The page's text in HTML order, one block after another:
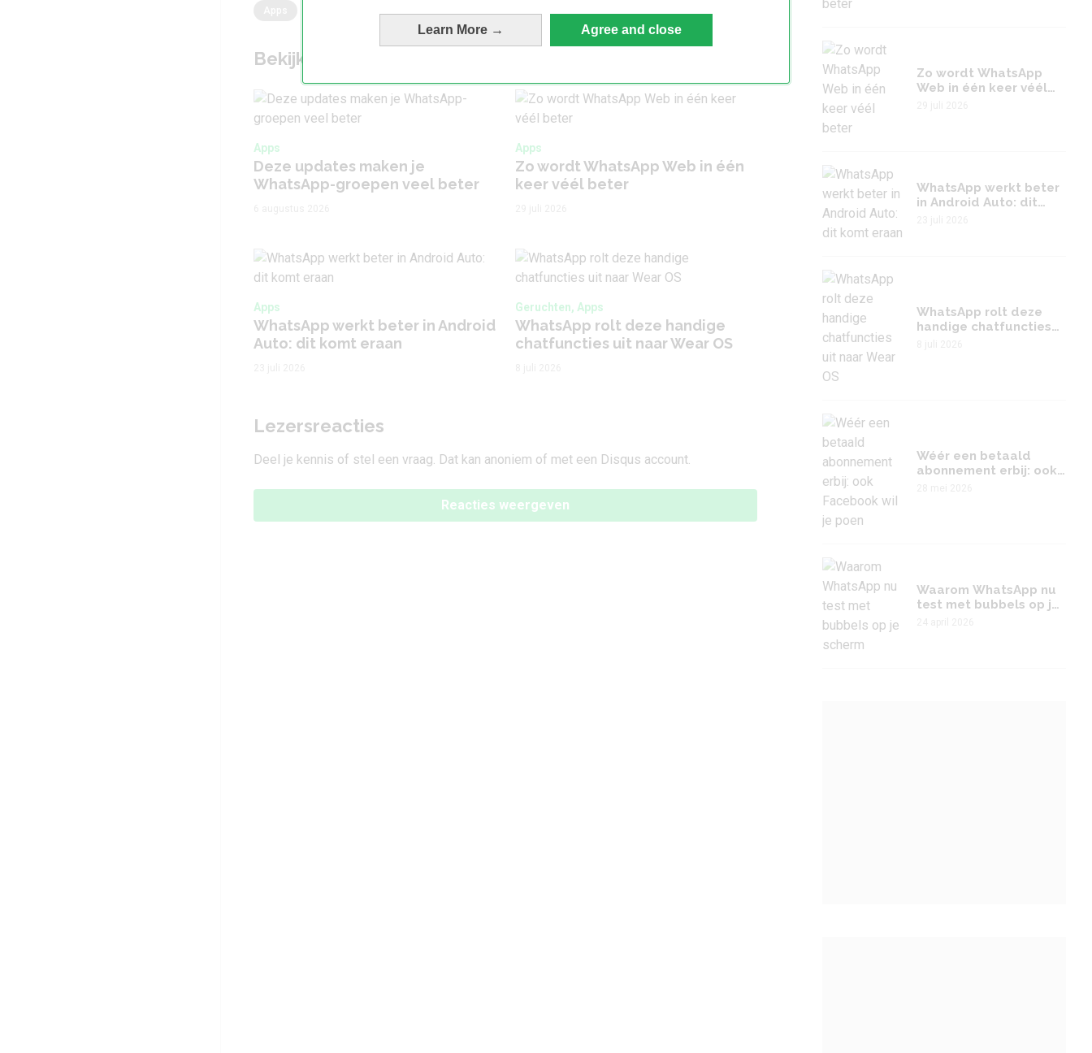
Learn More → Agree and close
Bekijk ook
Apps
Deze updates maken je
WhatsApp-groepen veel beter
Apps
Zo wordt WhatsApp Web in één
keer véél beter
Apps
WhatsApp werkt beter in Android
Auto: dit komt eraan
Geruchten, Apps
WhatsApp rolt deze handige
chatfuncties uit naar Wear OS
Lezersreacties
Deel je kennis of stel een vraag. Dat kan anoniem of met een Disqus account.
Reacties weergeven
Zo wordt WhatsApp
Web in één keer véél
WhatsApp werkt beter
in Android Auto: dit
WhatsApp rolt deze
handige chatfuncties
Wéér een betaald
abonnement erbij: ook
Waarom WhatsApp nu
test met bubbels op je